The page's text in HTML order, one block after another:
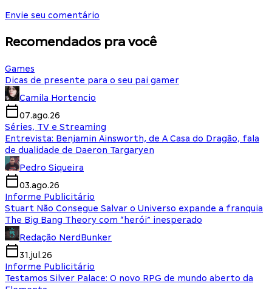
Envie seu comentário
Recomendados pra você
Games
Dicas de presente para o seu pai gamer
Camila Hortencio
07.ago.26
Séries, TV e Streaming
Entrevista: Benjamin Ainsworth, de A Casa do Dragão, fala
de dualidade de Daeron Targaryen
Pedro Siqueira
03.ago.26
Informe Publicitário
Stuart Não Consegue Salvar o Universo expande a franquia
The Big Bang Theory com “herói” inesperado
Redação NerdBunker
31.jul.26
Informe Publicitário
Testamos Silver Palace: O novo RPG de mundo aberto da